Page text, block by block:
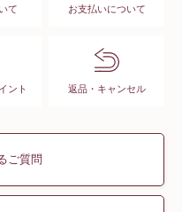
て お支払いについて
ント 返品・キャンセル
ご質問